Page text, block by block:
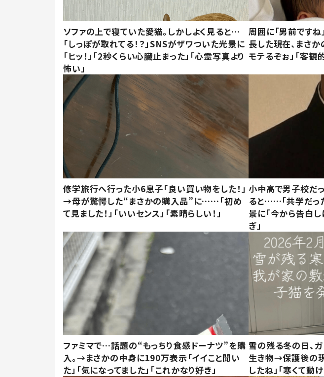
ソファの上で寝ていた愛猫。しかしよく見ると…
「しっぽが取れてる！？」SNSがザワついた光景に
「ヒッ！」「2秒くらい心臓止まった」「心霊写真より
怖い」
周囲に「男前ですね
長した現在、まさか
モテるぞぉ」「客観
修学旅行へ行った小6息子「良い買い物をした！」
→母が驚愕した“まさかの購入品”に……「初め
て見ました！」「いいセンス」「素晴らしい！」
小中高で男子校だ
ると……「共学だっ
景に「今から告白し
ぎ」
ファミマで…話題の“もっちり食感ドーナツ”を購
入。→まさかの中身に190万表示「イイこと聞い
た」「気になってました」「これかなり好き」
雪の残る冬の日、
生き物→保護後の
したね」「寒くて動